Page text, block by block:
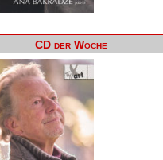
CD der Woche